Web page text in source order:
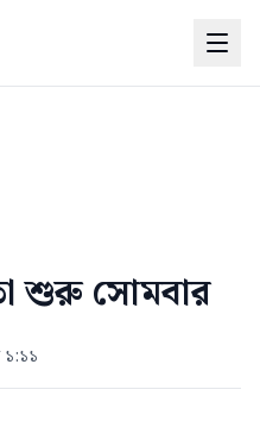
শুরু সোমবার